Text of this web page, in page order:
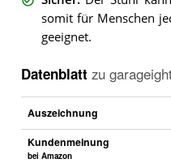
somit für Menschen
geeignet.
Datenblatt zu
Auszeichnung
Kundenmeinung
bei Amazon